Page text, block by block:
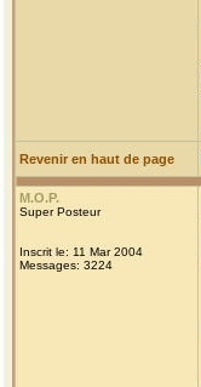
Revenir en haut de page
M.O.P.
Super Posteur
Inscrit le: 11 Mar 2004
Messages: 3224